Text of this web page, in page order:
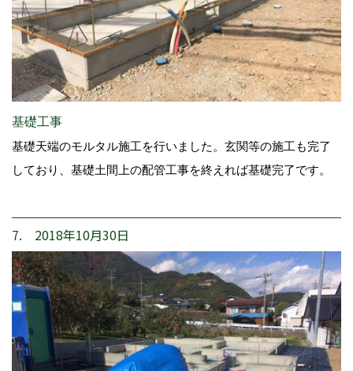
基礎工事
基礎天端のモルタル施工を行いました。玄関等の施工も完了
しており、基礎土間上の配管工事を終えれば基礎完了です。
7. 2018年10月30日